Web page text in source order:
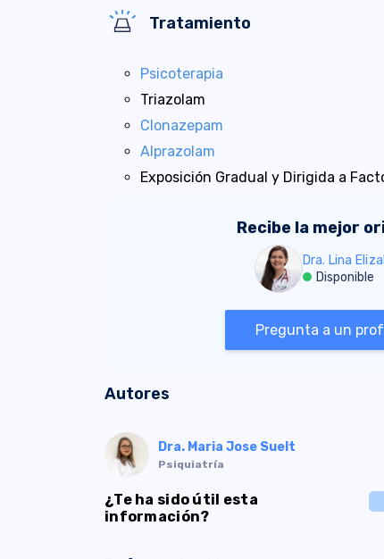
Tratamiento
Psicoterapia
Triazolam
Clonazepam
Alprazolam
Exposición Gradual y Dirigida a
Recibe la mejor
Dra. Lina
Disponible
Pregunta a un
Autores
Dra. Maria Jose Suelt
Psiquiatría
¿Te ha sido útil esta
información?